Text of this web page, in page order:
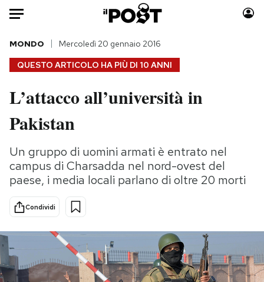
Auto
HOME
Italia
Politica
Tecnologia
Internet
Scienza
Cultura
Economia
Sport
Moda
Storie/Idee
Ok Boomer!
Media
Mondiali calcio 2026
QUESTO ARTICOLO HA PIÙ DI 10 ANNI
MONDO Mercoledì 20 gennaio 2016
L’attacco all’università in
Pakistan
Un gruppo di uomini armati è entrato nel
campus di Charsadda nel nord-ovest del
paese, i media locali parlano di oltre 20 morti
Condividi